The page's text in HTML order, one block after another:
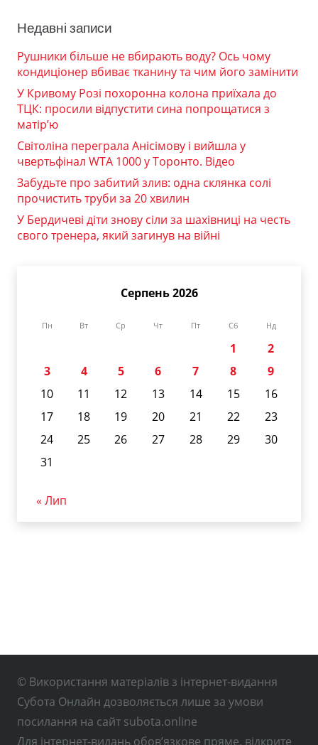
Недавні записи
Рушники більше не вбирають воду? Ось чому
кондиціонер вбиває тканину та чим його замінити
У Кривому Розі похоронна колона приїхала до
ТЦК: просили відпустити сина попрощатися з
матір’ю
Світоліна переграла Анісімову і вийшла у
чвертьфінал WTA 1000 у Торонто. Відео
Забудьте про забитий злив: одна склянка солі
прочистить труби за 20 хвилин
У Бердичеві діти знову сіли за шахівниці на честь
свого тренера, який загинув на війні
Серпень 2026
Пн Вт Ср Чт Пт Сб Нд
1
2
3
4 5 6 7 8
9
10
11 12 13 14 15
16
17
18 19 20 21 22
23
24
25 26 27 28 29
30
31
« Лип
© Використання матеріалів з інтернет-видання
Субота Онлайн дозволяється лише за умови
посилання на сайт subota.online
Для інтернет-видань обов’язкове пряме, відкрите